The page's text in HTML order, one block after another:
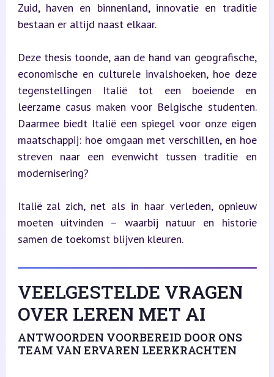
Zuid, haven en binnenland, innovatie en traditie
bestaan er altijd naast elkaar.
Deze thesis toonde, aan de hand van geografische,
economische en culturele invalshoeken, hoe deze
tegenstellingen Italië tot een boeiende en
leerzame casus maken voor Belgische studenten.
Daarmee biedt Italië een spiegel voor onze eigen
maatschappij: hoe omgaan met verschillen, en hoe
streven naar een evenwicht tussen traditie en
modernisering?
Italië zal zich, net als in haar verleden, opnieuw
moeten uitvinden – waarbij natuur en historie
samen de toekomst blijven kleuren.
VEELGESTELDE VRAGEN
OVER LEREN MET AI
ANTWOORDEN VOORBEREID DOOR ONS
TEAM VAN ERVAREN LEERKRACHTEN